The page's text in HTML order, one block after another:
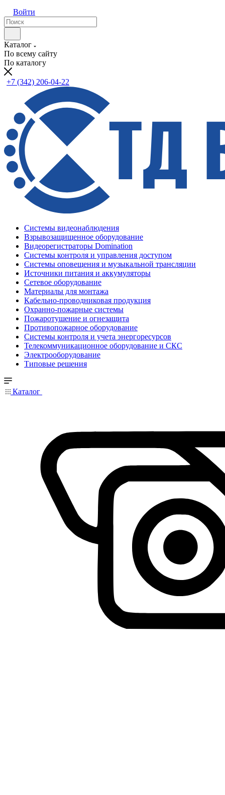
Войти
Каталог
По всему сайту
По каталогу
+7 (342) 206-04-22
Системы видеонаблюдения
Взрывозащищенное оборудование
Видеорегистраторы Domination
Системы контроля и управления доступом
Системы оповещения и музыкальной трансляции
Источники питания и аккумуляторы
Сетевое оборудование
Материалы для монтажа
Кабельно-проводниковая продукция
Охранно-пожарные системы
Пожаротушение и огнезащита
Противопожарное оборудование
Системы контроля и учета энергоресурсов
Телекоммуникационное оборудование и СКС
Электрооборудование
Типовые решения
Каталог